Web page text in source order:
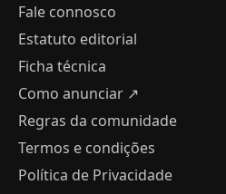
Fale connosco
Estatuto editorial
Ficha técnica
Como anunciar ↗
Regras da comunidade
Termos e condições
Política de Privacidade